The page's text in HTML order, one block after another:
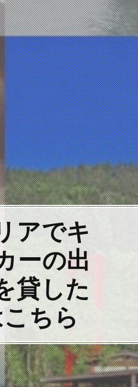
アでキ
ーの出
貸した
ちら